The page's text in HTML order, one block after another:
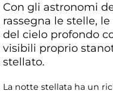
Con gli astronomi
rassegna le stelle,
del cielo profondo
visibili proprio
stellato.
La notte stellata ha un